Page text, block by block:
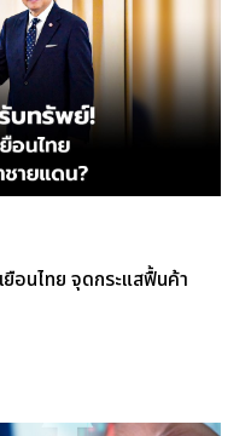
อนไทย จุดกระแสฟื้นค้า